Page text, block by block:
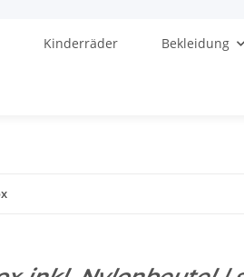
Kinderräder Bekleidung